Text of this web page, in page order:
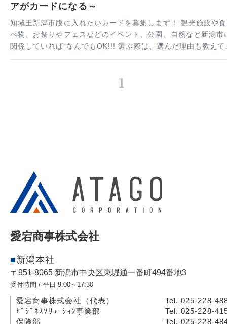
アがカードになる～
知域王新潟市版に入れたいカードを募集します！ 観光施設や食
べ物、お祭りやフェスなどのイベント、公園、自然など新潟市
関係していれば なんでもOK!!! 選ぶ際は、選んだ理由も教えて
ださい！有名、想い出がある、個人的に好き！などなど…
1
愛宕商事株式会社
新潟本社
〒951-8065 新潟市中央区東堀通一番町494番地3
受付時間 / 平日 9:00～17:30
愛宕商事株式会社（代表）
Tel. 025-228-
ﾋﾞｼﾞﾈｽｿﾘｭｰｼｮﾝ事業部
Tel. 025-228-
保険部
Tel. 025-228-